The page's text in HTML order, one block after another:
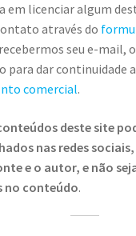
em licenciar algum
através do
seu e-mail,
para dar continuidade
comercial.
deste site
nas redes sociais,
e o autor, e não
no conteúdo.